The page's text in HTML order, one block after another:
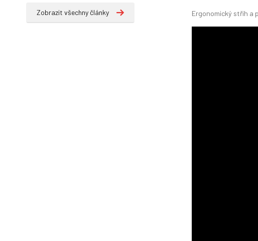
Zobrazit všechny články Ergonomický střih a